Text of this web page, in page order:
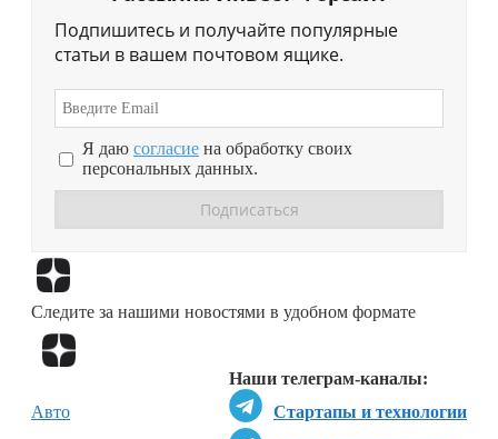
Подпишитесь и получайте популярные
статьи в вашем почтовом ящике.
Я даю согласие на обработку своих
персональных данных.
Следите за нашими новостями в удобном формате
Наши телеграм-каналы:
Стартапы и технологии
Авто